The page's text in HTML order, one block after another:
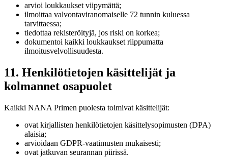
arvioi loukkaukset viipymättä;
ilmoittaa valvontaviranomaiselle 72 tunnin kuluessa
tarvittaessa;
tiedottaa rekisteröityjä, jos riski on korkea;
dokumentoi kaikki loukkaukset riippumatta
ilmoitusvelvollisuudesta.
11. Henkilötietojen käsittelijät ja
kolmannet osapuolet
Kaikki NANA Primen puolesta toimivat käsittelijät:
ovat kirjallisten henkilötietojen käsittelysopimusten (DPA)
alaisia;
arvioidaan GDPR-vaatimusten mukaisesti;
ovat jatkuvan seurannan piirissä.